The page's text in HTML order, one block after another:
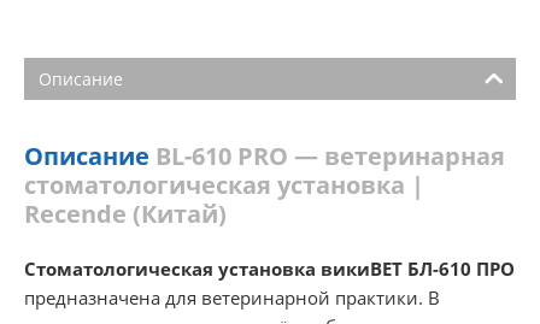
Описание
Описание BL-610 PRO — ветеринарная
стоматологическая установка |
Recende (Китай)
Стоматологическая установка викиВЕТ БЛ-610 ПРО
предназначена для ветеринарной практики. В